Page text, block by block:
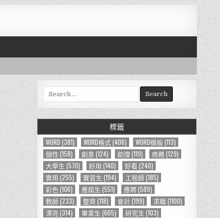
e
a
r
h
f
o
r
標籤
WORD (381) WORD格式(406) WORD模板(113)
個性 (158) 創意 (124) 助理 (119) 商務(129)
大學生 (570) 好用 (140) 好看 (240)
實用 (255) 實習生 (194) 工程師(185)
彩色(106) 應屆生 (551) 應聘(589)
教師(233) 整齊(118) 會計(199) 求職(1100)
漂亮 (314) 畢業生 (665) 研究生 (103)